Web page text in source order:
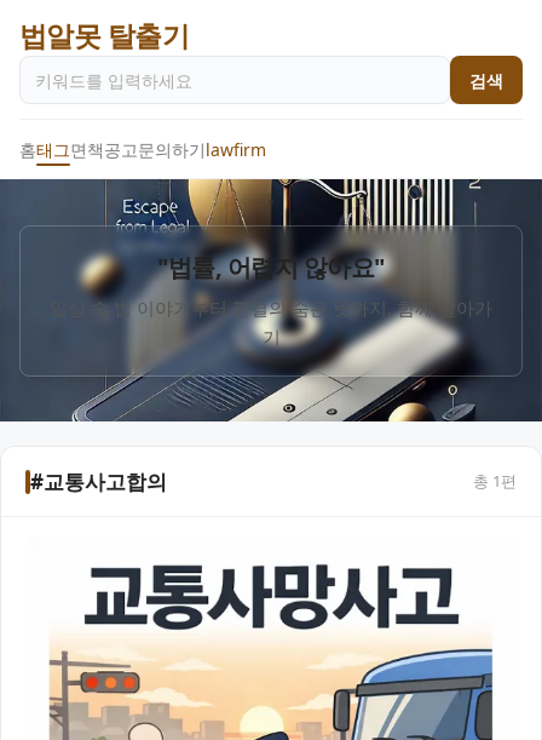
법알못 탈출기
검색
홈태그면책공고문의하기lawfirm
"법률, 어렵지 않아요"
일상 속 법 이야기부터 판결의 숨은 뜻까지, 함께 알아가
기
#교통사고합의 총 1편